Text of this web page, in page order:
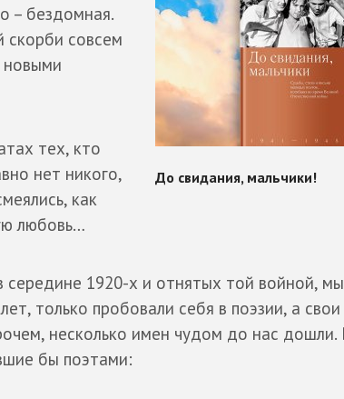
– бездомная.
скорби совсем
новыми
тех, кто
нет никого,
как
любовь…
1920-х и отнятых той войной,
только пробовали себя в поэзии, а
несколько имен чудом до нас дошли.
бы поэтами: